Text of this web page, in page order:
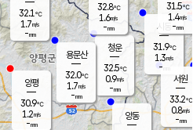
청운
32.5℃
0.9m/s
-mm
32.8℃
1.6m/s
-mm
양동
32.1℃
1.7m/s
-mm
시동
31.9℃
1.3m/s
- mm
서원
33.2℃
0.8m/s
-mm
용문산
32.0℃
1.7m/s
-mm
31.5℃
1.4m/s
-mm
양평
30.9℃
1.2m/s
-mm